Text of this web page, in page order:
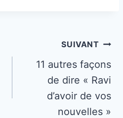
SUIVANT
11 autres façons
de dire « Ravi
d’avoir de vos
nouvelles »